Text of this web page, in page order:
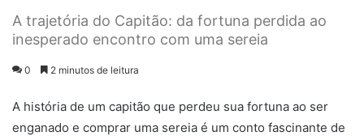
A trajetória do Capitão: da fortuna perdida ao
inesperado encontro com uma sereia
0 2 minutos de leitura
A história de um capitão que perdeu sua fortuna ao ser
enganado e comprar uma sereia é um conto fascinante de